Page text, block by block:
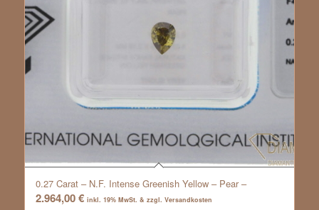
0.27 Carat – N.F. Intense Greenish Yellow – Pear –
2.964,00€ inkl. 19% MwSt. & zzgl. Versandkosten